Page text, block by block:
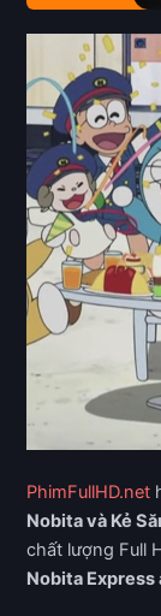
PhimFullHD.net
Nobita và Kẻ
chất lượng Full
Nobita